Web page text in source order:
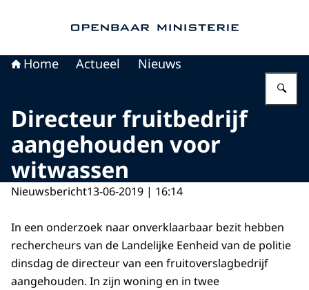
Home Actueel Nieuws
Directeur fruitbedrijf
aangehouden voor
witwassen
Nieuwsbericht13-06-2019 | 16:14
In een onderzoek naar onverklaarbaar bezit hebben
rechercheurs van de Landelijke Eenheid van de politie
dinsdag de directeur van een fruitoverslagbedrijf
aangehouden. In zijn woning en in twee